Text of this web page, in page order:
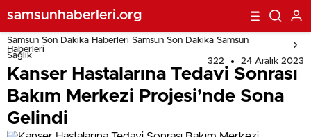
samsunhaberleri.org
Samsun Son Dakika Haberleri Samsun Son Dakika Samsun
Haberleri
Sağlık
322 24 Aralık 2023
Kanser Hastalarına Tedavi Sonrası
Bakım Merkezi Projesi’nde Sona
Gelindi